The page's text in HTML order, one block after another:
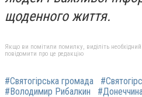
щоденного життя.
Якщо ви помітили помилку, виділіть
повідомити про це редакцію
#Святогірська громада
#Володимир Рибалкин